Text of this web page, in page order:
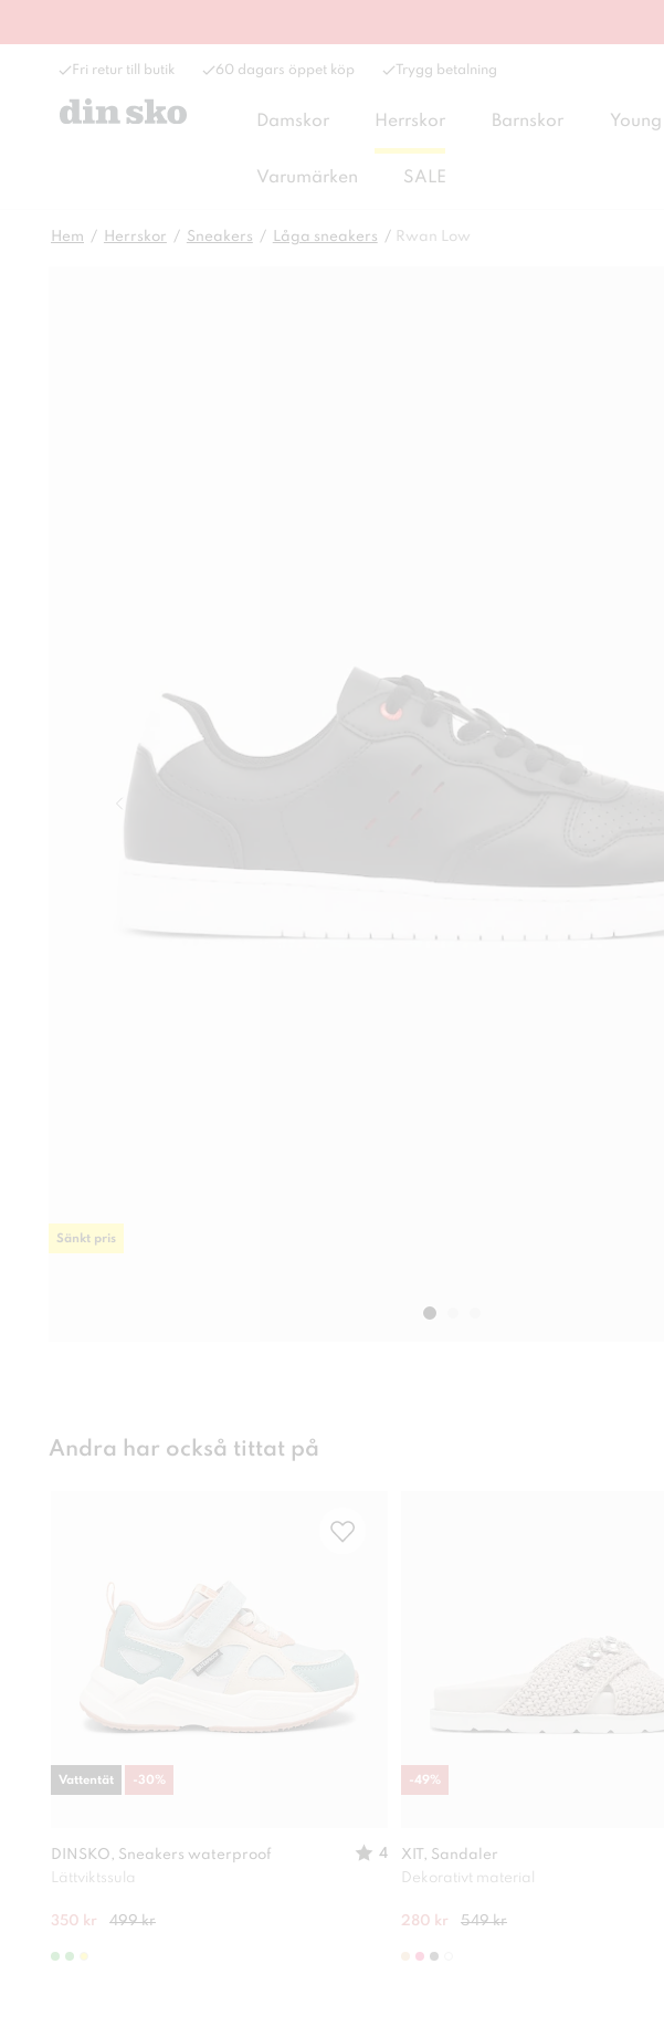
Fri retur till butik 60 dagars öppet köp Trygg betalning
Damskor Herrskor Barnskor Young
Varumärken SALE
Hem Herrskor Sneakers Låga sneakers Rwan Low
Sänkt pris
Andra har också tittat på
DINSKO, Sneakers waterproof
4
Lättviktssula
350 kr 499 kr
Vattentät -30%
XIT, Sandaler
Dekorativt material
280 kr 549 kr
-49%